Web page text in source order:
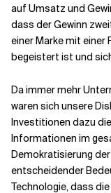
auf Umsatz und
dass der Gewinn
einer Marke mit einer
begeistert ist und
Da immer mehr
waren sich unsere
Investitionen dazu
Informationen im
Demokratisierung
entscheidender
Technologie, dass